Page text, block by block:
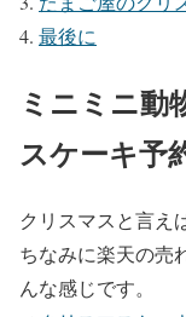
最後に
ミニミニ動
スケーキ予
クリスマスと言え
ちなみに楽天の売
んな感じです。